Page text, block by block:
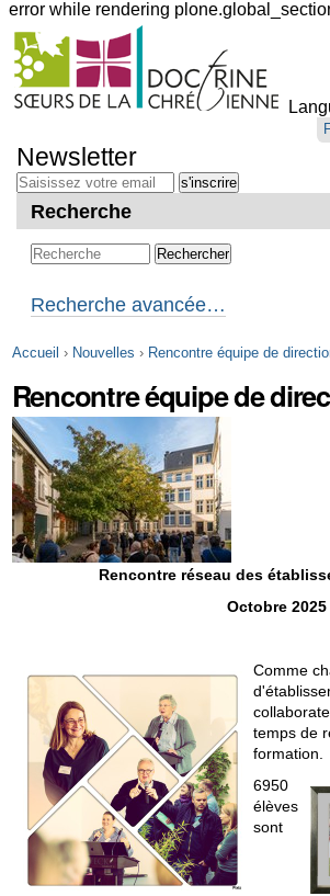
error while rendering
Outils
personnels
au
contenu.
Aller
navigation
Newsletter
Recherche
Recherche avancée…
Accueil › Nouvelles › Rencontre équipe de
Rencontre équipe de
Rencontre réseau des
Octobre 2025
Comme
temps de
formation.
6950
élèves
sont